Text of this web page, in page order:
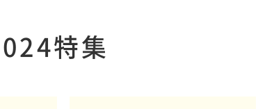
特集